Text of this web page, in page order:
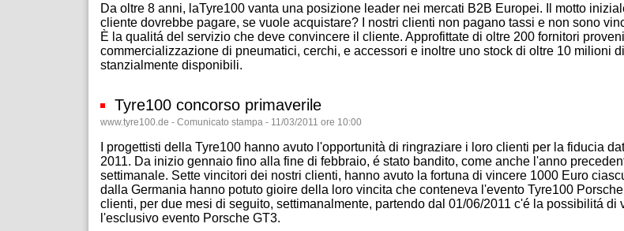
Da oltre 8 anni, laTyre100 vanta una posizione leader nei mercati B2B Europei. Il motto
cliente dovrebbe pagare, se vuole acquistare? I nostri clienti non pagano tassi e non sono
È la qualitá del servizio che deve convincere il cliente. Approfittate di oltre 200 fornitori
commercializzazione di pneumatici, cerchi, e accessori e inoltre uno stock di oltre 10 milioni
stanzialmente disponibili.
Tyre100 concorso primaverile
www.tyre100.de - Comunicato stampa - 11/03/2011 ore 10:00
I progettisti della Tyre100 hanno avuto l'opportunità di ringraziare i loro clienti per la fiducia
2011. Da inizio gennaio fino alla fine di febbraio, é stato bandito, come anche l'anno
settimanale. Sette vincitori dei nostri clienti, hanno avuto la fortuna di vincere 1000 Euro
dalla Germania hanno potuto gioire della loro vincita che conteneva l'evento Tyre100
clienti, per due mesi di seguito, settimanalmente, partendo dal 01/06/2011 c'é la possibilitá di
l'esclusivo evento Porsche GT3.